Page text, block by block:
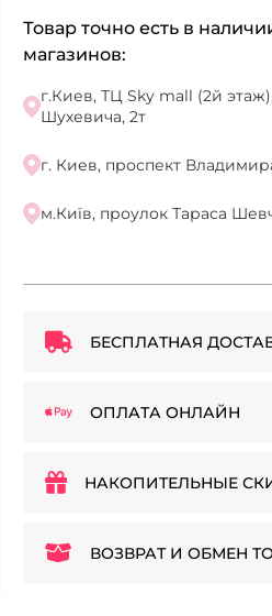
Товар точно есть в
магазинов:
г.Киев, ТЦ Sky mall (2й
Шухевича, 2т
г. Киев, проспект
м.Київ, проулок Тараса
БЕСПЛАТНАЯ
ОПЛАТА ОНЛАЙН
НАКОПИТЕЛЬНЫЕ
ВОЗВРАТ И ОБМЕН